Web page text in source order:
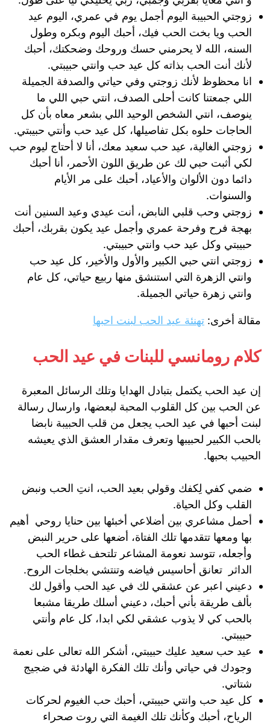
زوجتي الحبيبة اليوم أجمل يوم في عمري، اليوم عيد
الحب ويا بخت الحب فيك، أحبك اليوم وبكره وطول
السنه، الله لا يحرمني حسك وروحك وضحكتك، أحبك
لأنك أنت الحب بذاته كل عيد حب وانتي حبيبتي.
انا محظوظ لأنك زوجتي وفي حياتي والصدفة الجميلة
اللي جمعتنا كانت أحلى الصدف، انتي حبي اللي ما
ينوصف، انتي الشخص الوحيد اللي بشعر معاه بأن كل
الحاجات حلوه بكل تفاصيلها، كل عيد حب وأنتي حبيبتي.
زوجتي الغالية، عيد حب سعيد معك، أنا لا أحتاج ليوم حب
لكي أثبت حبي لك عن طريق اللون الأحمر، أنا أحبك
دائما دون الألوان والأعياد، أحبك على مر الأيام
والسنوات.
زوجتي وحب قلبي النابض، أنت عيدي وعيد السنين أنت
بهجة فرح وفرحة عمري وأجمل عيد يكون بقربك، أحبك
حبيبتي وكل عيد حب وانتي حبيبتي.
زوجتي انتي حبي الكبير والأول والأخير، كل عيد حب
وانتي الزهرة التي استنشق منها ربيع حياتي، كل عام
وانتي زهرة حياتي الجميلة.
مقالة أخرى: تهنئة عيد الحب لبنت احبها
كلام رومانسي للبنات في عيد الحب
إن عيد الحب يكتمل بتبادل الهدايا وتلك الرسائل المعبرة
عن الحب بين كل القلوب المحبة لبعضها، وارسال رسالة
لبنت أحبها في عيد الحب يجعل من قلب الحبيبة نابضا
بالحب الكبير لحبيبها وتعرف مقدار العشق الذي يعيشه
الحبيب بحبها.
ضمي كفي لِكفك وقولي بعيد الحب، انتِ الحب ونبض
القلب وكل الحياة.
أحمل مشاعري بين أضلاعي أخبئها بين حنايا روحي أهيم
بها ومعها تتقدمها تلك الفتاة، أضعها على حرير النبض
وأجعله، تتوسد نعومة المشاعر تلتحف غطاء الحب
الداثر تعانق أحاسيس فياضه وتنتشي بخلجات الروح.
دعيني اعبر عن عشقي لك في عيد الحب وأقول لك
بألف طريقة بأني أحبك، دعيني أسلك طريقا مشبعا
بالحب كي لا يذوب عشقي لكي ابدا، كل عام وأنتي
حبيبتي.
عيد حب سعيد عليك حبيبتي، أشكر الله تعالى على نعمة
وجودك في حياتي وأنك تلك الفكرة الهادئة في ضجيج
شتاتي.
كل عيد حب وانتي حبيبتي، أحبك حب الغيوم لحركات
الرياح، أحبك وكأنك تلك الغيمة التي روت صحراء